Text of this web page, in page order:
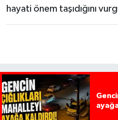
hayati önem taşıdığını